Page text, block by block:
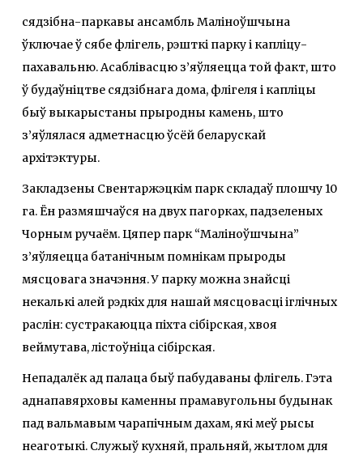
сядзібна-паркавы ансамбль Маліноўшчына
ўключае ў сябе флігель, рэшткі парку і капліцу-
пахавальню. Асаблівасцю з’яўляецца той факт, што
ў будаўніцтве сядзібнага дома, флігеля і капліцы
быў выкарыстаны прыродны камень, што
з’яўлялася адметнасцю ўсёй беларускай
архітэктуры.
Закладзены Свентаржэцкім парк складаў плошчу 10
га. Ён размяшчаўся на двух пагорках, падзеленых
Чорным ручаём. Цяпер парк “Маліноўшчына”
з’яўляецца батанічным помнікам прыроды
мясцовага значэння. У парку можна знайсці
некалькі алей рэдкіх для нашай мясцовасці іглічных
раслін: сустракаюцца піхта сібірская, хвоя
веймутава, лістоўніца сібірская.
Непадалёк ад палаца быў пабудаваны флігель. Гэта
аднапавярховы каменны прамавугольны будынак
пад вальмавым чарапічным дахам, які меў рысы
неаготыкі. Служыў кухняй, пральняй, жытлом для